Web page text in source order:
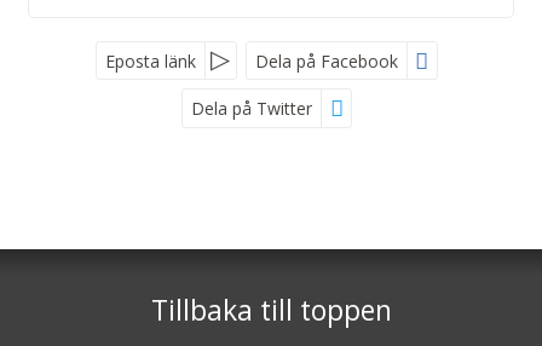
Eposta länk Dela på Facebook
Dela på Twitter
Fyll i denna kod. Detta används för att kontrollera att det inte är en
dator som fyller i formulär automatiskt.
Telefon 0515-300 66
Tillbaka till toppen